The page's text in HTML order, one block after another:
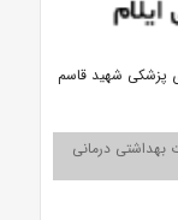
پزشکی شهید قاسم
بهداشتی درمانی